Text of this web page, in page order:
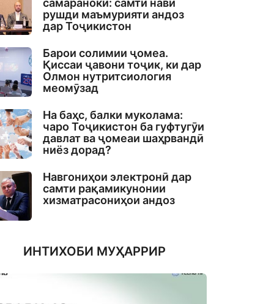
самаранокӣ: самти нави
рушди маъмурияти андоз
дар Тоҷикистон
Барои солимии ҷомеа.
Қиссаи ҷавони тоҷик, ки дар
Олмон нутритсиология
меомӯзад
На баҳс, балки муколама:
чаро Тоҷикистон ба гуфтугӯи
давлат ва ҷомеаи шаҳрвандӣ
ниёз дорад?
Навгониҳои электронӣ дар
самти рақамикунонии
хизматрасониҳои андоз
ИНТИХОБИ МУҲАРРИР